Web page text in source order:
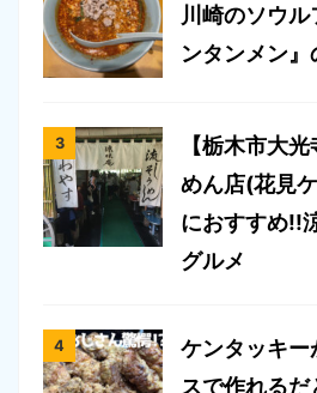
川崎のソウ
ンタンメン
【栃木市大
めん店(花見
におすすめ!!
グルメ
ケンタッキー
スで作れる